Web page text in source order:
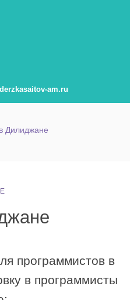
am.ru
программистов в
в программисты